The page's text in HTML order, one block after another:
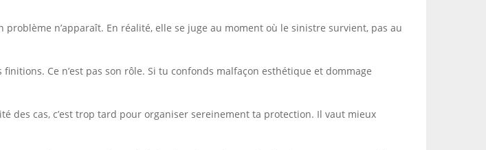
n’apparaît. En réalité, elle se juge au moment où le sinistre survient, pas au
Ce n’est pas son rôle. Si tu confonds malfaçon esthétique et dommage
des cas, c’est trop tard pour organiser sereinement ta protection. Il vaut mieux